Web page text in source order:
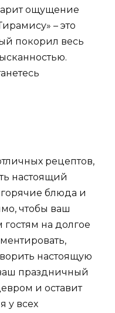
ощущение
– это
покорил весь
рецептов,
настоящий
блюда и
чтобы ваш
на долгое
настоящую
праздничный
и оставит
у всех